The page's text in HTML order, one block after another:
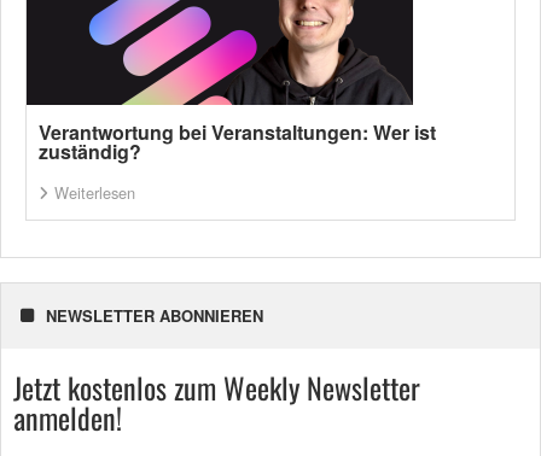
Verantwortung bei Veranstaltungen: Wer ist
zuständig?
Weiterlesen
NEWSLETTER ABONNIEREN
Jetzt kostenlos zum Weekly Newsletter
anmelden!